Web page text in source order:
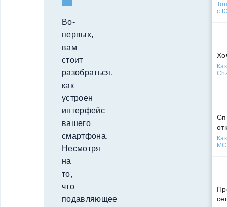
Во-
первых,
вам
стоит
разобраться,
как
устроен
интерфейс
вашего
смартфона.
Несмотря
на
то,
что
подавляющее
с